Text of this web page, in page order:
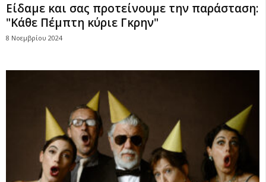
Είδαμε και σας προτείνουμε την παράσταση:
"Κάθε Πέμπτη κύριε Γκρην"
8 Νοεμβρίου 2024